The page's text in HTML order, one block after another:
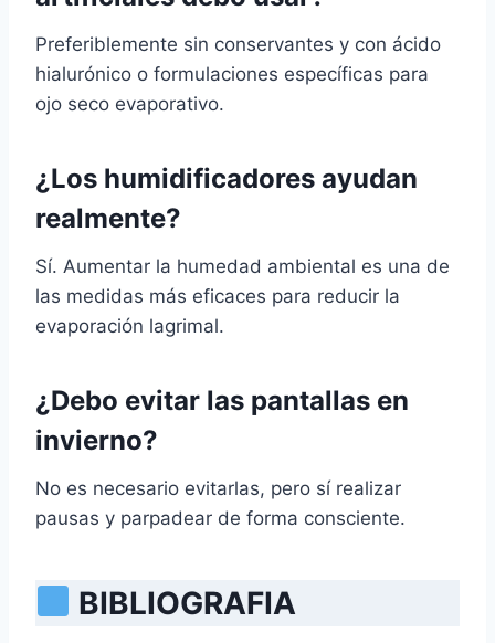
Preferiblemente sin conservantes y con ácido
hialurónico o formulaciones específicas para
ojo seco evaporativo.
¿Los humidificadores ayudan
realmente?
Sí. Aumentar la humedad ambiental es una de
las medidas más eficaces para reducir la
evaporación lagrimal.
¿Debo evitar las pantallas en
invierno?
No es necesario evitarlas, pero sí realizar
pausas y parpadear de forma consciente.
BIBLIOGRAFIA